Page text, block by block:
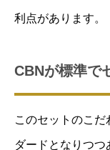
利点があります。
CBNが標準で
このセットのこ
ダードとなりつ